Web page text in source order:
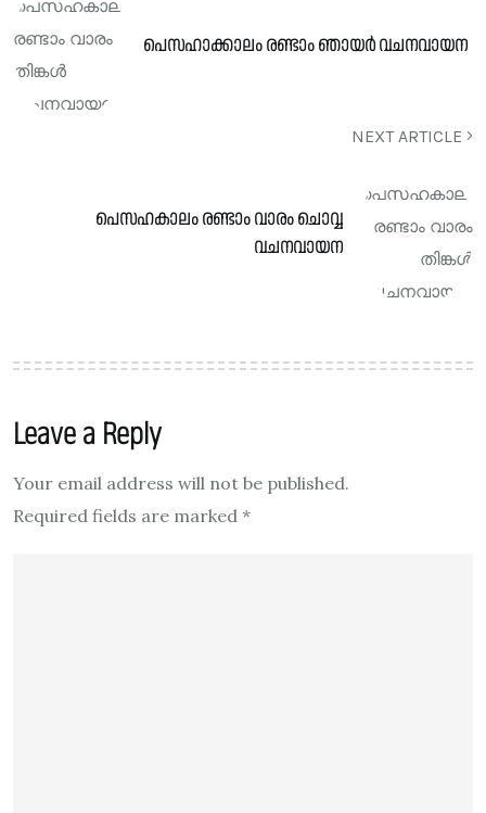
പെസഹാക്കാലം രണ്ടാം ഞായർ വചനവായന
NEXT ARTICLE
പെസഹകാലം രണ്ടാം വാരം ചൊവ്വ
വചനവായന
Leave a Reply
Your email address will not be published.
Required fields are marked *